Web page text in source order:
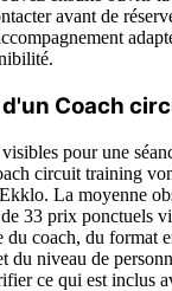
avant de
Coach
pour une
circuit training
La moyenne
33 prix ponctuels
du coach, du format
du niveau de
ce qui est inclus